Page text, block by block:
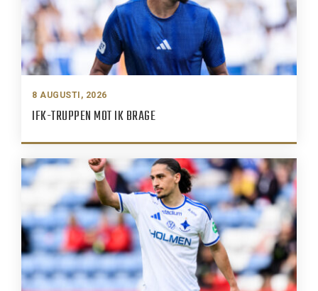
8 AUGUSTI, 2026
IFK-TRUPPEN MOT IK BRAGE